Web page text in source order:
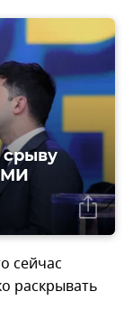
сейчас
раскрывать